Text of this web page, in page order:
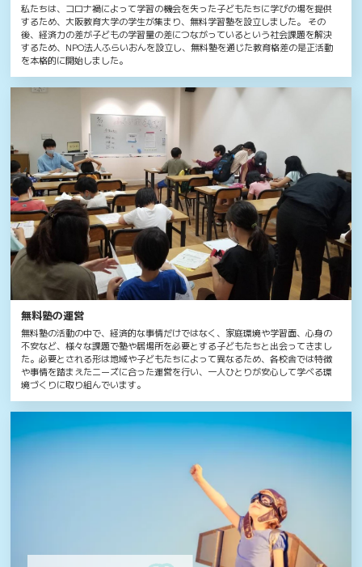
私たちは、コロナ禍によって学習の機会を失った子どもたちに学びの場を提供
するため、大阪教育大学の学生が集まり、無料学習塾を設立しました。 その
後、経済力の差が子どもの学習量の差につながっているという社会課題を解決
するため、NPO法人ふらいおんを設立し、無料塾を通じた教育格差の是正活動
を本格的に開始しました。
無料塾の運営
無料塾の活動の中で、経済的な事情だけではなく、家庭環境や学習面、心身の
不安など、様々な課題で塾や居場所を必要とする子どもたちと出会ってきまし
た。必要とされる形は地域や子どもたちによって異なるため、各校舎では特徴
や事情を踏まえたニーズに合った運営を行い、一人ひとりが安心して学べる環
境づくりに取り組んでいます。